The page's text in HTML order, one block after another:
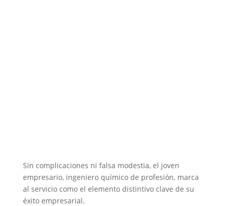
Sin complicaciones ni falsa modestia, el joven
empresario, ingeniero químico de profesión, marca
al servicio como el elemento distintivo clave de su
éxito empresarial.